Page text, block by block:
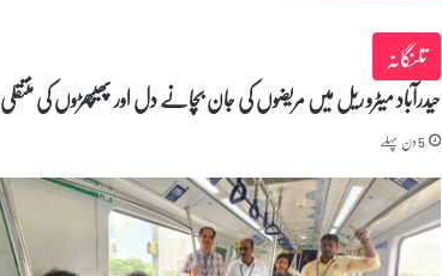
تلنگانہ
حیدرآباد میٹرو ریل میں مریضوں کی جان بچانے دل اور پھیپھڑوں کی منتقلی
5 دن پہلے